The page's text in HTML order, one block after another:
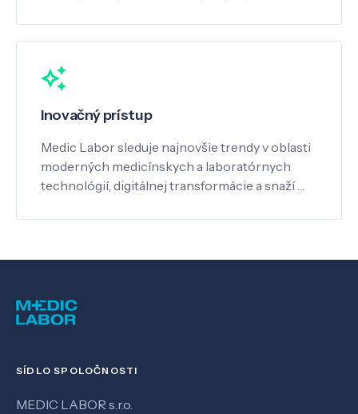
Inovačný prístup
Medic Labor sleduje najnovšie trendy v oblasti
moderných medicínskych a laboratórnych
technológií, digitálnej transformácie a snaží …
SÍDLO SPOLOČNOSTI
MEDIC LABOR s.r.o.